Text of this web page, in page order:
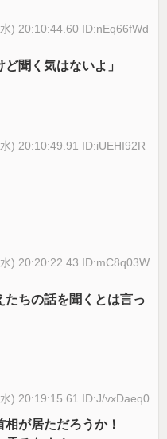
) 20:10:44.60 ID:nEq66fWd
聞く気はないよ」
) 20:10:49.91 ID:iUEHI92R
) 20:20:22.43 ID:mC8q03W
たちの話を聞くとは言っ
) 20:19:15.61 ID:J/vxDaeq0
が居ただろうか！